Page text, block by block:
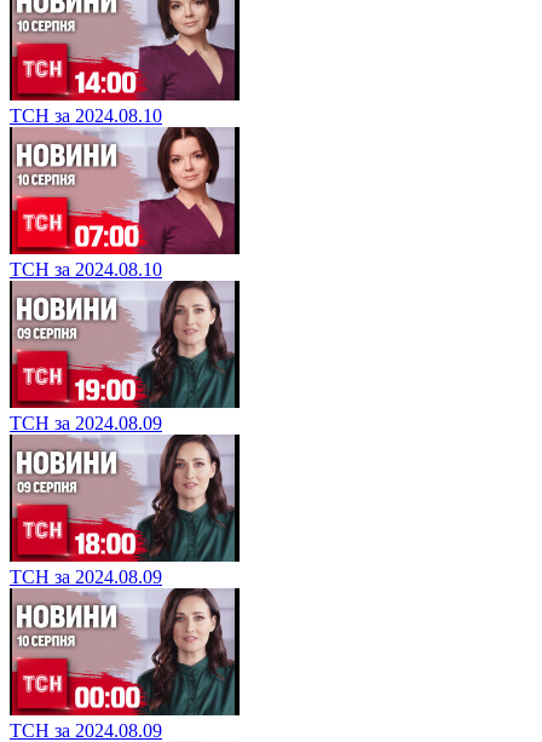
ТСН за 2024.08.10
ТСН за 2024.08.10
ТСН за 2024.08.09
ТСН за 2024.08.09
ТСН за 2024.08.09